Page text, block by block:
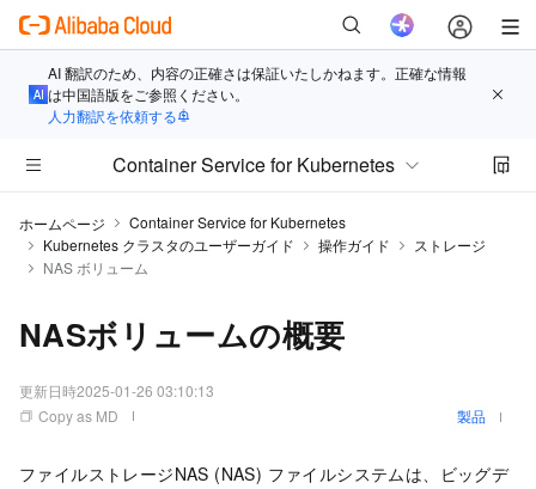
AI 翻訳のため、内容の正確さは保証いたしかねます。正確な情報
は中国語版をご参照ください。
人力翻訳を依頼する
Container Service for Kubernetes
ホームページ
Container Service for Kubernetes
Kubernetes クラスタのユーザーガイド
操作ガイド
ストレージ
NAS ボリューム
NASボリュームの概要
更新日時2025-01-26 03:10:13
Copy as MD
製品
ファイルストレージNAS (NAS) ファイルシステムは、ビッグデ